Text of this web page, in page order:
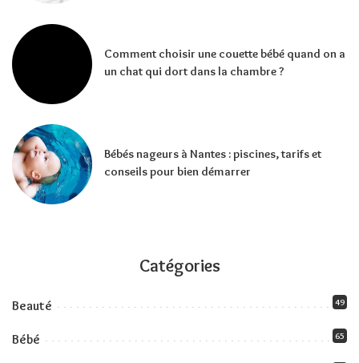
Comment choisir une couette bébé quand on a
un chat qui dort dans la chambre ?
Bébés nageurs à Nantes : piscines, tarifs et
conseils pour bien démarrer
Catégories
Beauté 49
Bébé 65